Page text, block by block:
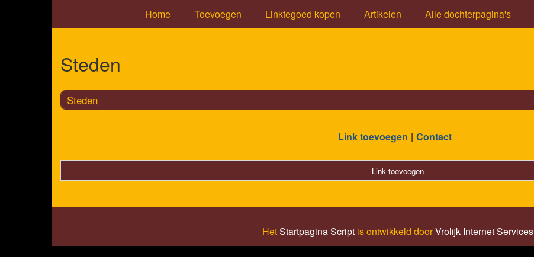
Home Toevoegen Linktegoed kopen Artikelen Alle dochterpagina's
Steden
Steden
Link toevoegen Contact
Link toevoegen
HetStartpagina Script is ontwikkeld doorVrolijk Internet Services